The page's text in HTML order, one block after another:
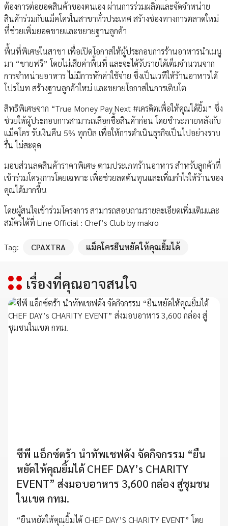
ต้องการต่อยอดสินค้าของตนเอง ผ่านการร่วมผลิตและจัดจำหน่าย
สินค้าร่วมกับแม็คโครในสาขาทั่วประเทศ สร้างช่องทางการตลาดใหม่
ที่ช่วยเพิ่มยอดขายและขยายฐานลูกค้า
พื้นที่พิเศษในสาขา เพื่อเปิดโอกาสให้ผู้ประกอบการร้านอาหารนำเมนู
มา “ขายฟรี” โดยไม่เสียค่าพื้นที่ และจะได้รับรายได้เต็มจำนวนจาก
การจำหน่ายอาหาร ไม่มีการหักค่าใช้จ่าย ซึ่งเป็นเวทีให้ร้านอาหารได้
โปรโมท สร้างฐานลูกค้าใหม่ และขยายโอกาสในการเติบโต
สิทธิพิเศษจาก “True Money Pay Next #เครดิตเพื่อให้คุณได้ยิ้ม” ซึ่ง
ช่วยให้ผู้ประกอบการสามารถเลือกซื้อสินค้าก่อน โดยชำระภายหลังกับ
แม็คโคร รับเงินคืน 5% ทุกบิล เพื่อให้การดำเนินธุรกิจเป็นไปอย่างราบ
รื่น ไม่สะดุด
มอบส่วนลดสินค้าราคาพิเศษ ตามประเภทร้านอาหาร สำหรับลูกค้าที่
เข้าร่วมโครงการโดยเฉพาะ เพื่อช่วยลดต้นทุนและเพิ่มกำไรให้ร้านของ
คุณได้มากขึ้น
โดยผู้สนใจเข้าร่วมโครงการ สามารถสอบถามรายละเอียดเพิ่มเติมและ
สมัครได้ที่ Line Official : Chef’s Club by makro
Tag: CPAXTRA แม็คโครยืนหยัดให้คุณยิ้มได้
เรื่องที่คุณอาจสนใจ
ซีพี แอ็กซ์ตร้า นำทัพเชฟดัง จัดกิจกรรม “ยืน
หยัดให้คุณยิ้มได้ CHEF DAY’s CHARITY
EVENT” ส่งมอบอาหาร 3,600 กล่อง สู่ชุมชน
ในเขต กทม.
“ยืนหยัดให้คุณยิ้มได้ CHEF DAY’S CHARITY EVENT” โดย